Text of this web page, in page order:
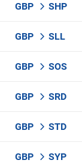
GBP SHP
GBP SLL
GBP SOS
GBP SRD
GBP STD
GBP SYP